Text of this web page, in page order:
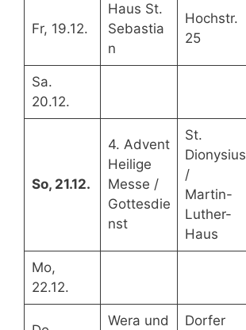
Fr, 19.12.
Haus St.
Sebastia
n
Hochstr.
25
Sa.
20.12.
So, 21.12.
4. Advent
Heilige
Messe /
Gottesdie
nst
St.
Dionysius
/
Martin-
Luther-
Haus
Mo,
22.12.
Wera und
Dorfer